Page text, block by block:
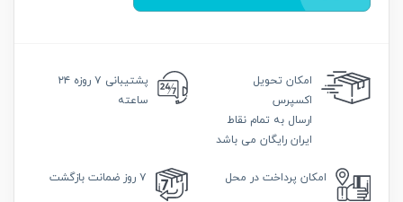
امکان تحویل
اکسپرس
ارسال به تمام نقاط
ایران رایگان می باشد
پشتیبانی
۷ روزه ۲۴
ساعته
امکان پرداخت در محل ۷ روز ضمانت بازگشت